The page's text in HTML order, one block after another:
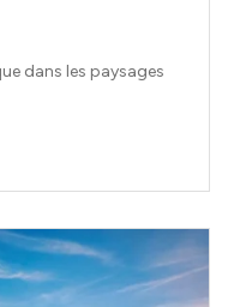
dans les paysages